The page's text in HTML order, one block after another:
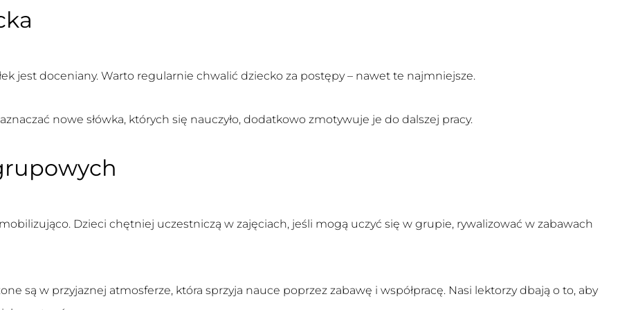
jest doceniany. Warto regularnie chwalić dziecko za postępy – nawet te najmniejsze.
nowe słówka, których się nauczyło, dodatkowo zmotywuje je do dalszej pracy.
Dzieci chętniej uczestniczą w zajęciach, jeśli mogą uczyć się w grupie, rywalizować w zabawach
są w przyjaznej atmosferze, która sprzyja nauce poprzez zabawę i współpracę. Nasi lektorzy dbają o to, aby